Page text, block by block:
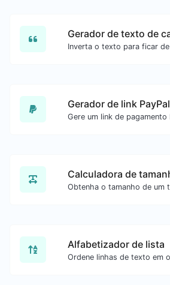
Gerador de link PayPal
Alfabetizador de lista